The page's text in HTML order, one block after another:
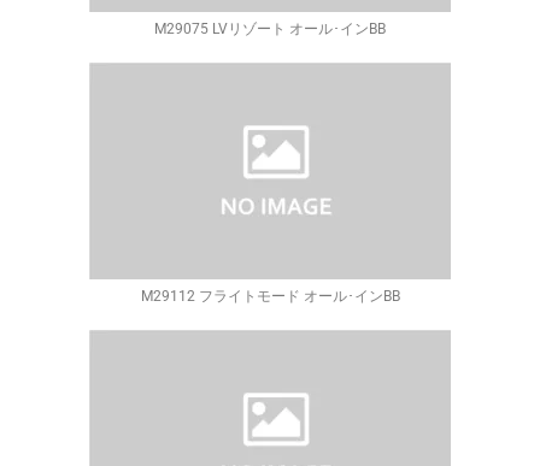
M29075 LVリゾート オール･インBB
M29112 フライトモード オール･インBB